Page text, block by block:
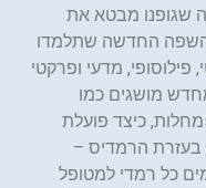
שגופנו מבטא את
השפה החדשה שתלמדו
מדעי ופרקטי
מושגים כמו
מחלות, כיצד פועלת
בעזרת הרמדיס –
כל רמדי למטופל